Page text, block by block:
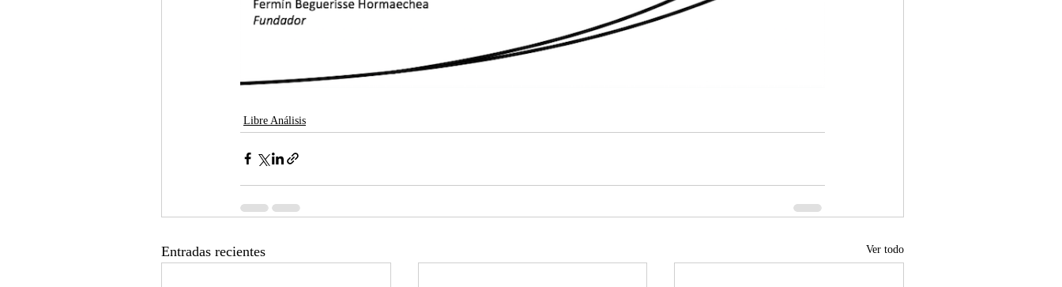
Libre Análisis
Entradas recientes Ver todo